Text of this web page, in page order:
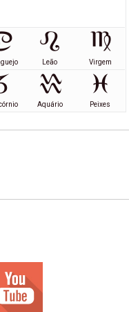
Leão Virgem
Aquário Peixes